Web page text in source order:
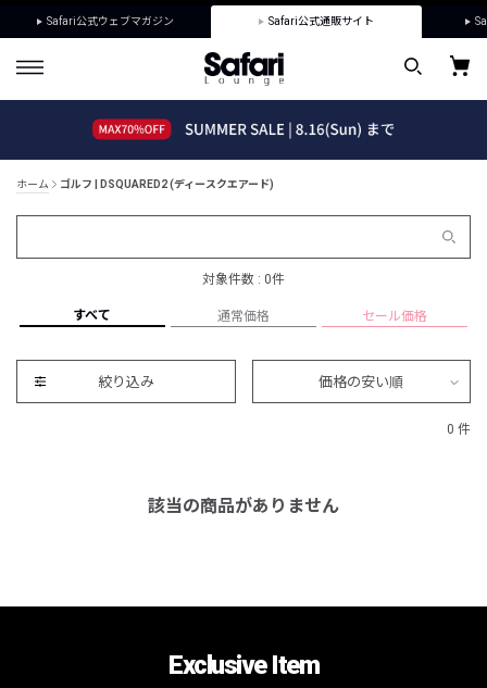
Safari公式ウェブマガジン Safari公式通販サイト
ホーム ゴルフ | DSQUARED2 (ディースクエアード)
対象件数 : 0件
すべて 通常価格 セール価格
絞り込み 価格の安い順
0 件
該当の商品がありません
Exclusive Item